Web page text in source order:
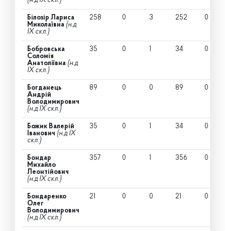
Білозір Лариса
Миколаївна (н.д
IX скл.)
258 0 3 252 0
Бобровська
Соломія
Анатоліївна (н.д
IX скл.)
35 0 1 34 0
Богданець
Андрій
Володимирович
(н.д IX скл.)
89 0 0 89 0
Божик Валерій
Іванович (н.д IX
скл.)
35 0 1 34 0
Бондар
Михайло
Леонтійович
(н.д IX скл.)
357 0 1 356 0
Бондаренко
Олег
Володимирович
(н.д IX скл.)
21 0 0 21 0